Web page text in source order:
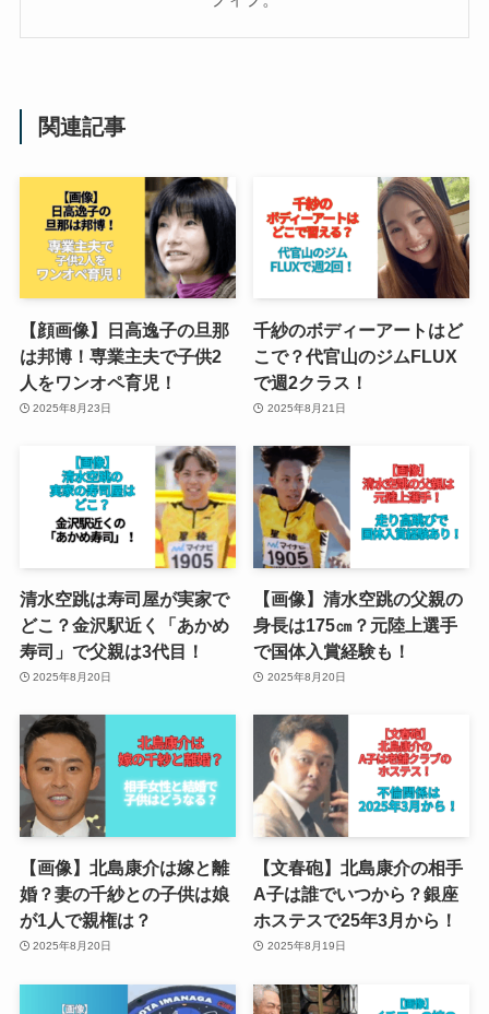
関連記事
【顔画像】日高逸子の旦那
は邦博！専業主夫で子供2
人をワンオペ育児！
2025年8月23日
千紗のボディーアートはど
こで？代官山のジムFLUX
で週2クラス！
2025年8月21日
清水空跳は寿司屋が実家で
どこ？金沢駅近く「あかめ
寿司」で父親は3代目！
2025年8月20日
【画像】清水空跳の父親の
身長は175㎝？元陸上選手
で国体入賞経験も！
2025年8月20日
【画像】北島康介は嫁と離
婚？妻の千紗との子供は娘
が1人で親権は？
2025年8月20日
【文春砲】北島康介の相手
A子は誰でいつから？銀座
ホステスで25年3月から！
2025年8月19日